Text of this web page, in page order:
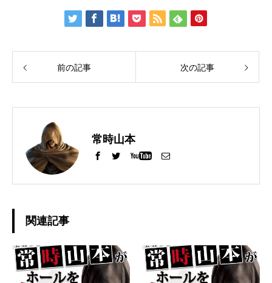
前の記事 次の記事
常時山本
関連記事